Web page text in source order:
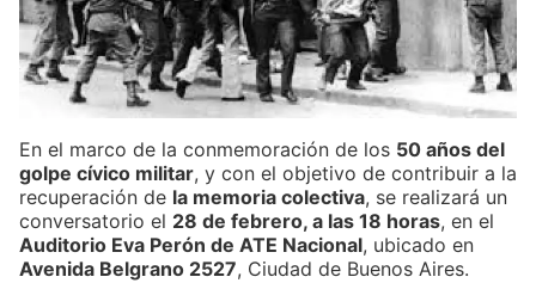
En el marco de la conmemoración de los 50 años del
golpe cívico militar, y con el objetivo de contribuir a la
recuperación de la memoria colectiva, se realizará un
conversatorio el 28 de febrero, a las 18 horas, en el
Auditorio Eva Perón de ATE Nacional, ubicado en
Avenida Belgrano 2527, Ciudad de Buenos Aires.